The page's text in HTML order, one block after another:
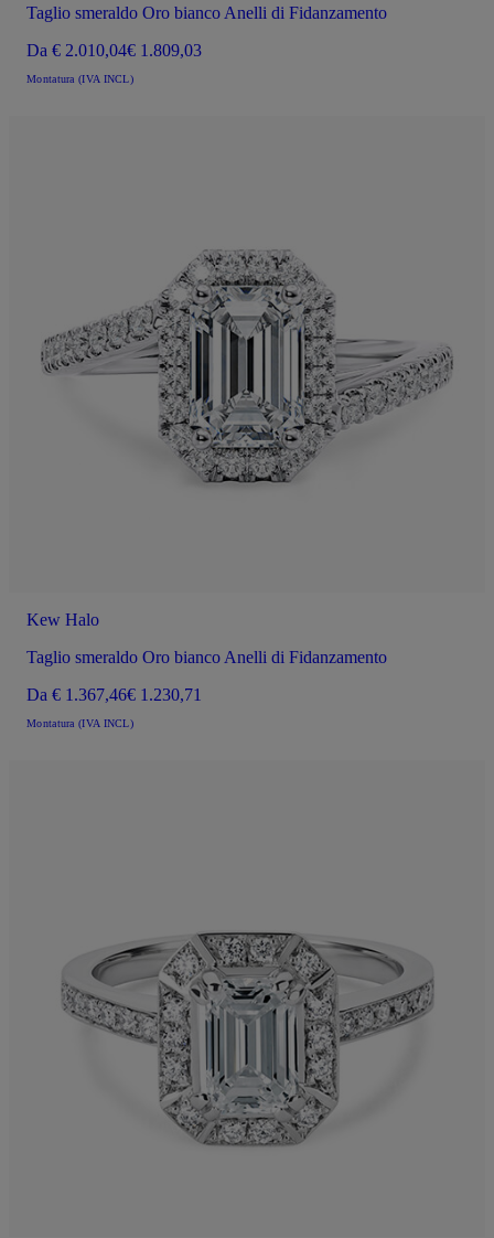
Taglio smeraldo Oro bianco Anelli di Fidanzamento
Da € 2.010,04€ 1.809,03
Montatura (IVA INCL)
Kew Halo
Taglio smeraldo Oro bianco Anelli di Fidanzamento
Da € 1.367,46€ 1.230,71
Montatura (IVA INCL)